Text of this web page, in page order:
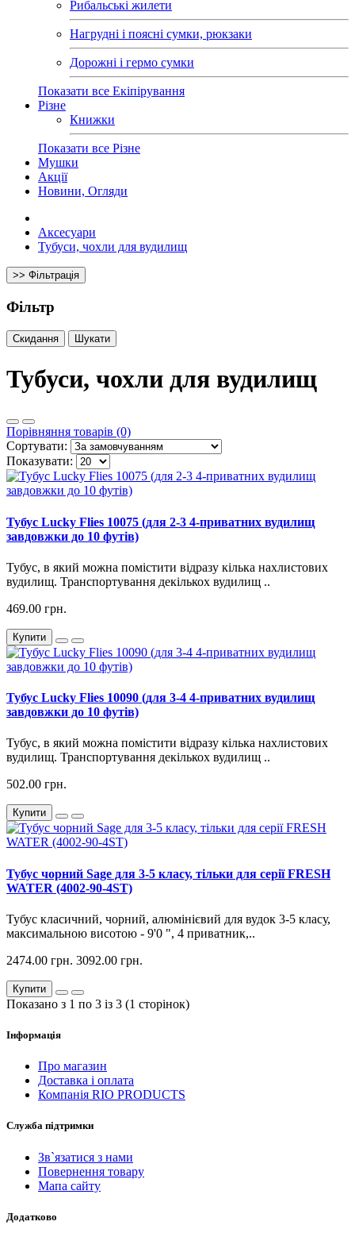
Рибальські жилети
Нагрудні і поясні сумки, рюкзаки
Дорожні і гермо сумки
Показати все Екіпірування
Різне
Книжки
Показати все Різне
Мушки
Акції
Новини, Огляди
Аксесуари
Тубуси, чохли для вудилищ
>> Фільтрація
Фільтр
Скидання Шукати
Тубуси, чохли для вудилищ
Порівняння товарів (0)
Сортувати:
Показувати:
Тубус Lucky Flies 10075 (для 2-3 4-приватних вудилищ
завдовжки до 10 футів)
Тубус, в який можна помістити відразу кілька нахлистових
вудилищ. Транспортування декількох вудилищ ..
469.00 грн.
Купити
Тубус Lucky Flies 10090 (для 3-4 4-приватних вудилищ
завдовжки до 10 футів)
Тубус, в який можна помістити відразу кілька нахлистових
вудилищ. Транспортування декількох вудилищ ..
502.00 грн.
Купити
Тубус чорний Sage для 3-5 класу, тільки для серії FRESH
WATER (4002-90-4ST)
Тубус класичний, чорний, алюмінієвий для вудок 3-5 класу,
максимальною висотою - 9'0 ", 4 приватник,..
2474.00 грн. 3092.00 грн.
Купити
Показано з 1 по 3 із 3 (1 сторінок)
Інформація
Про магазин
Доставка і оплата
Компанія RIO PRODUCTS
Служба підтримки
Зв`язатися з нами
Повернення товару
Мапа сайту
Додатково